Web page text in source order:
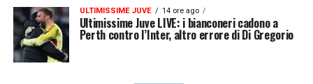
ULTIMISSIME JUVE 14 ore ago
Ultimissime Juve LIVE: i bianconeri cadono a
Perth contro l’Inter, altro errore di Di Gregorio